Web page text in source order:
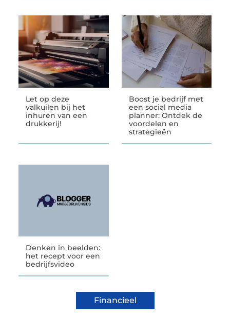
Let op deze
valkuilen bij het
inhuren van een
drukkerij!
Boost je bedrijf met
een social media
planner: Ontdek de
voordelen en
strategieën
Denken in beelden:
het recept voor een
bedrijfsvideo
Financieel